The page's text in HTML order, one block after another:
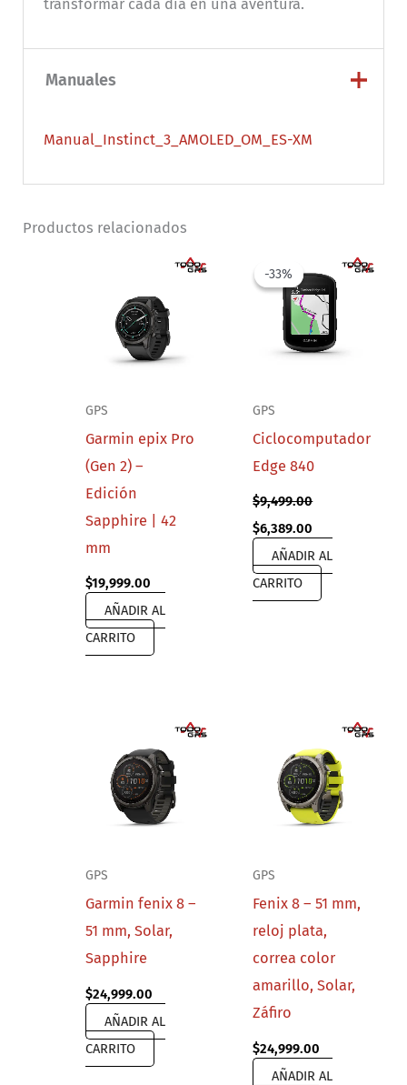
transformar cada día en una aventura.
Manuales
Manual_Instinct_3_AMOLED_OM_ES-XM
Productos relacionados
GPS
Garmin epix Pro
(Gen 2) –
Edición
Sapphire | 42
mm
$19,999.00
AÑADIR AL
CARRITO
-33%
-33%
GPS
Ciclocomputador
Edge 840
$9,499.00
Original
price
was:
$9,499.00.
$6,389.00
price
is:
$6,389.00.
AÑADIR AL
CARRITO
GPS
Garmin fenix 8 –
51 mm, Solar,
Sapphire
$24,999.00
AÑADIR AL
CARRITO
GPS
Fenix 8 – 51 mm,
reloj plata,
correa color
amarillo, Solar,
Záfiro
$24,999.00
AÑADIR AL